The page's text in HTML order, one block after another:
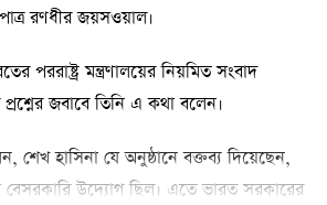
রণধীর জয়সওয়াল।
পররাষ্ট্র মন্ত্রণালয়ের নিয়মিত সংবাদ
প্রশ্নের জবাবে তিনি এ কথা বলেন।
হাসিনা যে অনুষ্ঠানে বক্তব্য দিয়েছেন,
বেসরকারি উদ্যোগ ছিল। এতে ভারত সরকারের